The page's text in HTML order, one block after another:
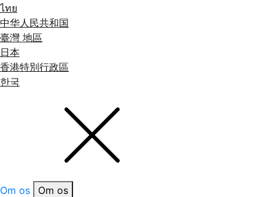
ไทย
中华人民共和国
臺灣 地區
日本
香港特別行政區
한국
Om os
Om os